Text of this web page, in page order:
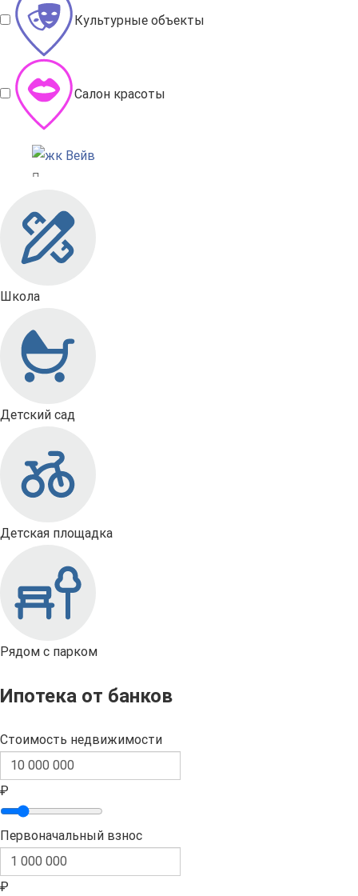
Культурные объекты
Салон красоты
Школа
Детский сад
Детская площадка
Рядом с парком
Ипотека от банков
Стоимость недвижимости
₽
Первоначальный взнос
₽